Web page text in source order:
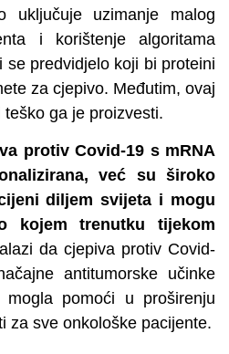
uključuje uzimanje malog
i korištenje algoritama
se predvidjelo koji bi proteini
za cjepivo. Međutim, ovaj
ga je proizvesti.
protiv Covid-19 s mRNA
već su široko
diljem svijeta i mogu
kojem trenutku tijekom
da cjepiva protiv Covid-
antitumorske učinke
pomoći u proširenju
za sve onkološke pacijente.